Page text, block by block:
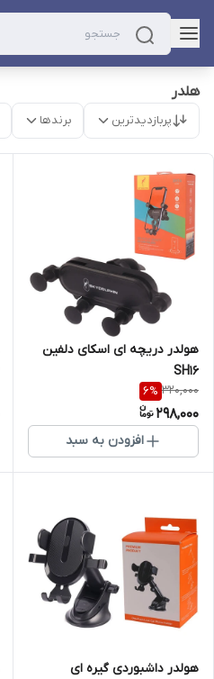
هلدر
پربازدیدترین برندها
هولدر دریچه ای اسکای دلفین
SH16
320,000
6%
298,000
افزودن به سبد
هولدر داشبوردی گیره ای